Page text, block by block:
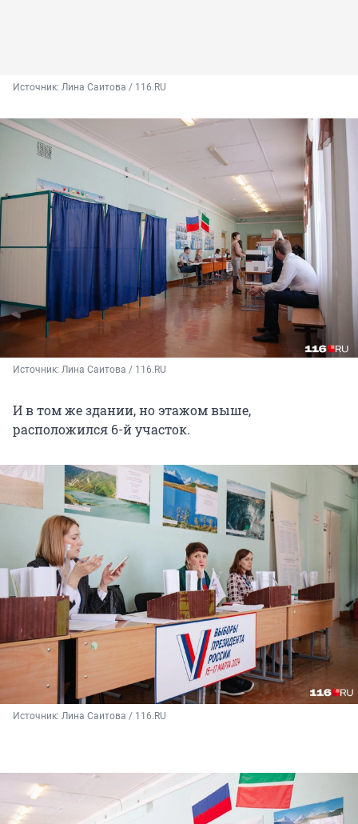
Источник: Лина Саитова / 116.RU
Источник: Лина Саитова / 116.RU
И в том же здании, но этажом выше,
расположился 6-й участок.
Источник: Лина Саитова / 116.RU